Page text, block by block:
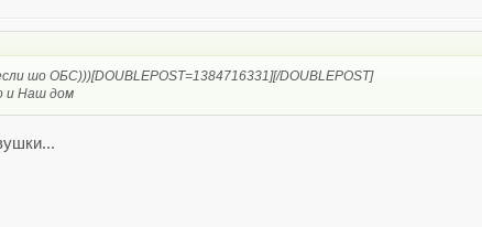
шо ОБС)))[DOUBLEPOST=1384716331][/DOUBLEPOST]
и Наш дом